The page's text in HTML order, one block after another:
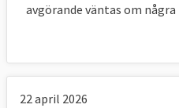
Man bidrar med
Hur mycket varje
med (exempelvis hur
avgörande väntas om några
22 april 2026